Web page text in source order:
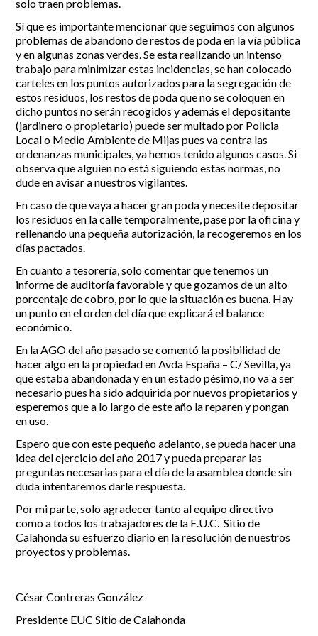
solo traen problemas.
Sí que es importante mencionar que seguimos con algunos
problemas de abandono de restos de poda en la vía pública
y en algunas zonas verdes. Se esta realizando un intenso
trabajo para minimizar estas incidencias, se han colocado
carteles en los puntos autorizados para la segregación de
estos residuos, los restos de poda que no se coloquen en
dicho puntos no serán recogidos y además el depositante
(jardinero o propietario) puede ser multado por Policia
Local o Medio Ambiente de Mijas pues va contra las
ordenanzas municipales, ya hemos tenido algunos casos. Si
observa que alguien no está siguiendo estas normas, no
dude en avisar a nuestros vigilantes.
En caso de que vaya a hacer gran poda y necesite depositar
los residuos en la calle temporalmente, pase por la oficina y
rellenando una pequeña autorización, la recogeremos en los
días pactados.
En cuanto a tesorería, solo comentar que tenemos un
informe de auditoría favorable y que gozamos de un alto
porcentaje de cobro, por lo que la situación es buena. Hay
un punto en el orden del día que explicará el balance
económico.
En la AGO del año pasado se comentó la posibilidad de
hacer algo en la propiedad en Avda España – C/ Sevilla, ya
que estaba abandonada y en un estado pésimo, no va a ser
necesario pues ha sido adquirida por nuevos propietarios y
esperemos que a lo largo de este año la reparen y pongan
en uso.
Espero que con este pequeño adelanto, se pueda hacer una
idea del ejercicio del año 2017 y pueda preparar las
preguntas necesarias para el día de la asamblea donde sin
duda intentaremos darle respuesta.
Por mi parte, solo agradecer tanto al equipo directivo
como a todos los trabajadores de la E.U.C. Sitio de
Calahonda su esfuerzo diario en la resolución de nuestros
proyectos y problemas.
César Contreras González
Presidente EUC Sitio de Calahonda